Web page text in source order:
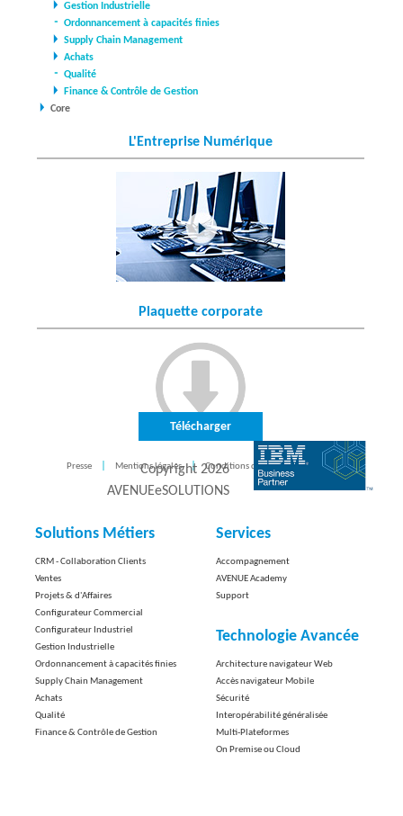
Gestion Industrielle
Ordonnancement à capacités finies
Supply Chain Management
Achats
Qualité
Finance & Contrôle de Gestion
Core
L'Entreprise Numérique
Plaquette corporate
Télécharger
Presse Mentions légales Conditions d'utilisation CONTACT
Copyright 2026
AVENUEeSOLUTIONS
Solutions Métiers
CRM - Collaboration Clients
Ventes
Projets & d'Affaires
Configurateur Commercial
Configurateur Industriel
Gestion Industrielle
Ordonnancement à capacités finies
Supply Chain Management
Achats
Qualité
Finance & Contrôle de Gestion
Services
Accompagnement
AVENUE Academy
Support
Technologie Avancée
Architecture navigateur Web
Accès navigateur Mobile
Sécurité
Interopérabilité généralisée
Multi-Plateformes
On Premise ou Cloud